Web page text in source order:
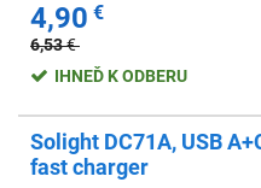
4,90 €
6,53€
IHNEĎ K ODBERU
Solight DC71A, USB
fast charger